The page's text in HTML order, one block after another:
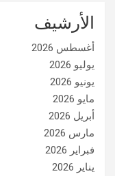
الأرشيف
أغسطس 2026
يوليو 2026
يونيو 2026
مايو 2026
أبريل 2026
مارس 2026
فبراير 2026
يناير 2026